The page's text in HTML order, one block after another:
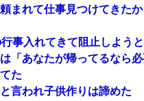
まれて仕事見つけてきた
事入れてきて阻止しよう
「あなたが帰ってるなら必
た
言われ子供作りは諦めた